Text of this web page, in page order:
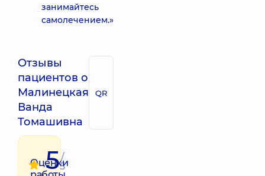
занимайтесь
самолечением.»
Отзывы
пациентов о
Малинецкая
Ванда
Томашивна
QR
Оценки
5/
5